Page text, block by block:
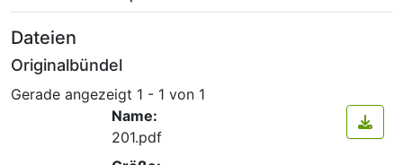
Dateien
Originalbündel
Gerade angezeigt 1 - 1 von 1
Name:
201.pdf